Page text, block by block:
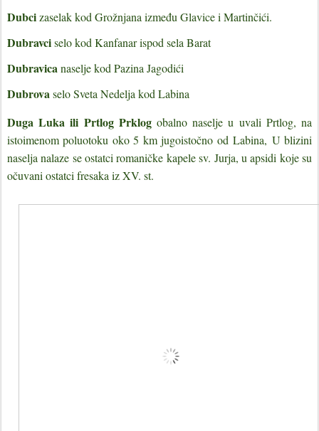
Dubcizaselak kod Grožnjana između Glavice i Martinčići.
Dubravciselo kod Kanfanar ispod sela Barat
Dubravicanaselje kod Pazina Jagodići
Dubrovaselo Sveta Nedelja kod Labina
Duga Luka ili Prtlog Prklogobalno naselje u uvali Prtlog, na
istoimenom poluotoku oko 5 km jugoistočno od Labina, U blizini
naselja nalaze se ostatci romaničke kapele sv. Jurja, u apsidi koje su
očuvani ostatci fresaka iz XV. st.